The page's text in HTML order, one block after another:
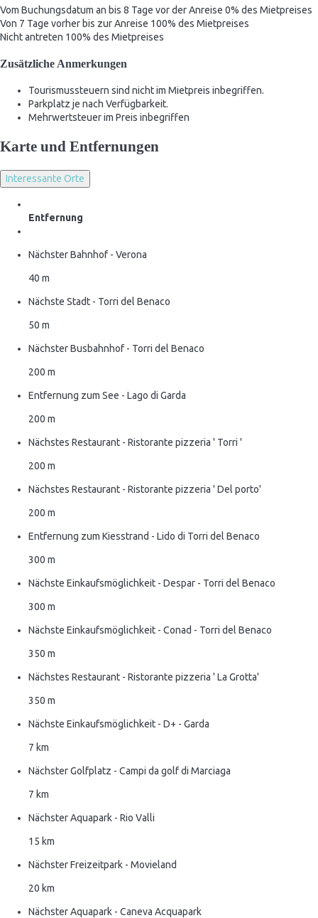
Vom Buchungsdatum an bis 8 Tage vor der Anreise 0% des Mietpreises
Von 7 Tage vorher bis zur Anreise 100% des Mietpreises
Nicht antreten 100% des Mietpreises
Zusätzliche Anmerkungen
Tourismussteuern sind nicht im Mietpreis inbegriffen.
Parkplatz je nach Verfügbarkeit.
Mehrwertsteuer im Preis inbegriffen
Karte und Entfernungen
Interessante Orte
Entfernung
Nächster Bahnhof - Verona
40 m
Nächste Stadt - Torri del Benaco
50 m
Nächster Busbahnhof - Torri del Benaco
200 m
Entfernung zum See - Lago di Garda
200 m
Nächstes Restaurant - Ristorante pizzeria ' Torri '
200 m
Nächstes Restaurant - Ristorante pizzeria ' Del porto'
200 m
Entfernung zum Kiesstrand - Lido di Torri del Benaco
300 m
Nächste Einkaufsmöglichkeit - Despar - Torri del Benaco
300 m
Nächste Einkaufsmöglichkeit - Conad - Torri del Benaco
350 m
Nächstes Restaurant - Ristorante pizzeria ' La Grotta'
350 m
Nächste Einkaufsmöglichkeit - D+ - Garda
7 km
Nächster Golfplatz - Campi da golf di Marciaga
7 km
Nächster Aquapark - Rio Valli
15 km
Nächster Freizeitpark - Movieland
20 km
Nächster Aquapark - Caneva Acquapark